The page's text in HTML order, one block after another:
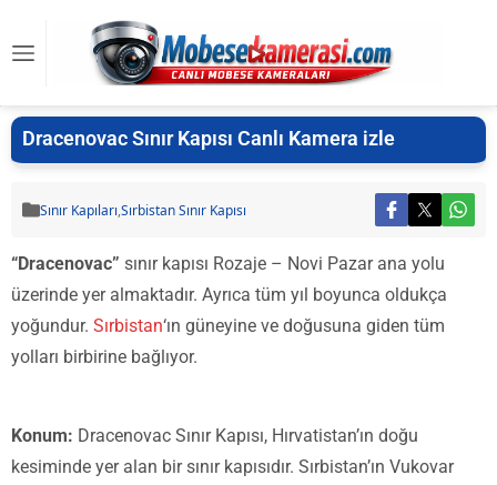
Dracenovac Sınır Kapısı Canlı Kamera izle
Sınır Kapıları,Sırbistan Sınır Kapısı
“Dracenovac” sınır kapısı Rozaje – Novi Pazar ana yolu
üzerinde yer almaktadır. Ayrıca tüm yıl boyunca oldukça
yoğundur. Sırbistan‘ın güneyine ve doğusuna giden tüm
yolları birbirine bağlıyor.
Konum: Dracenovac Sınır Kapısı, Hırvatistan’ın doğu
kesiminde yer alan bir sınır kapısıdır. Sırbistan’ın Vukovar